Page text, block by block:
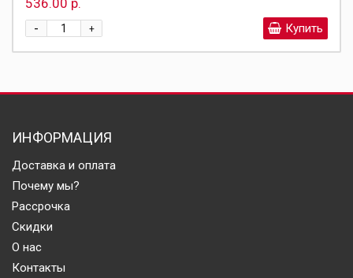
536.00 р.
+
- Купить
ИНФОРМАЦИЯ
Доставка и оплата
Почему мы?
Рассрочка
Скидки
О нас
Контакты